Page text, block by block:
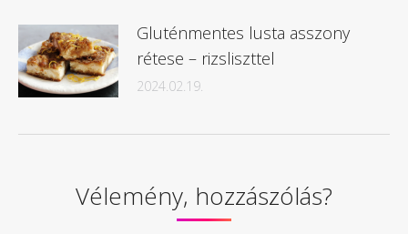
Gluténmentes lusta asszony
rétese – rizsliszttel
2024.02.19.
Vélemény, hozzászólás?